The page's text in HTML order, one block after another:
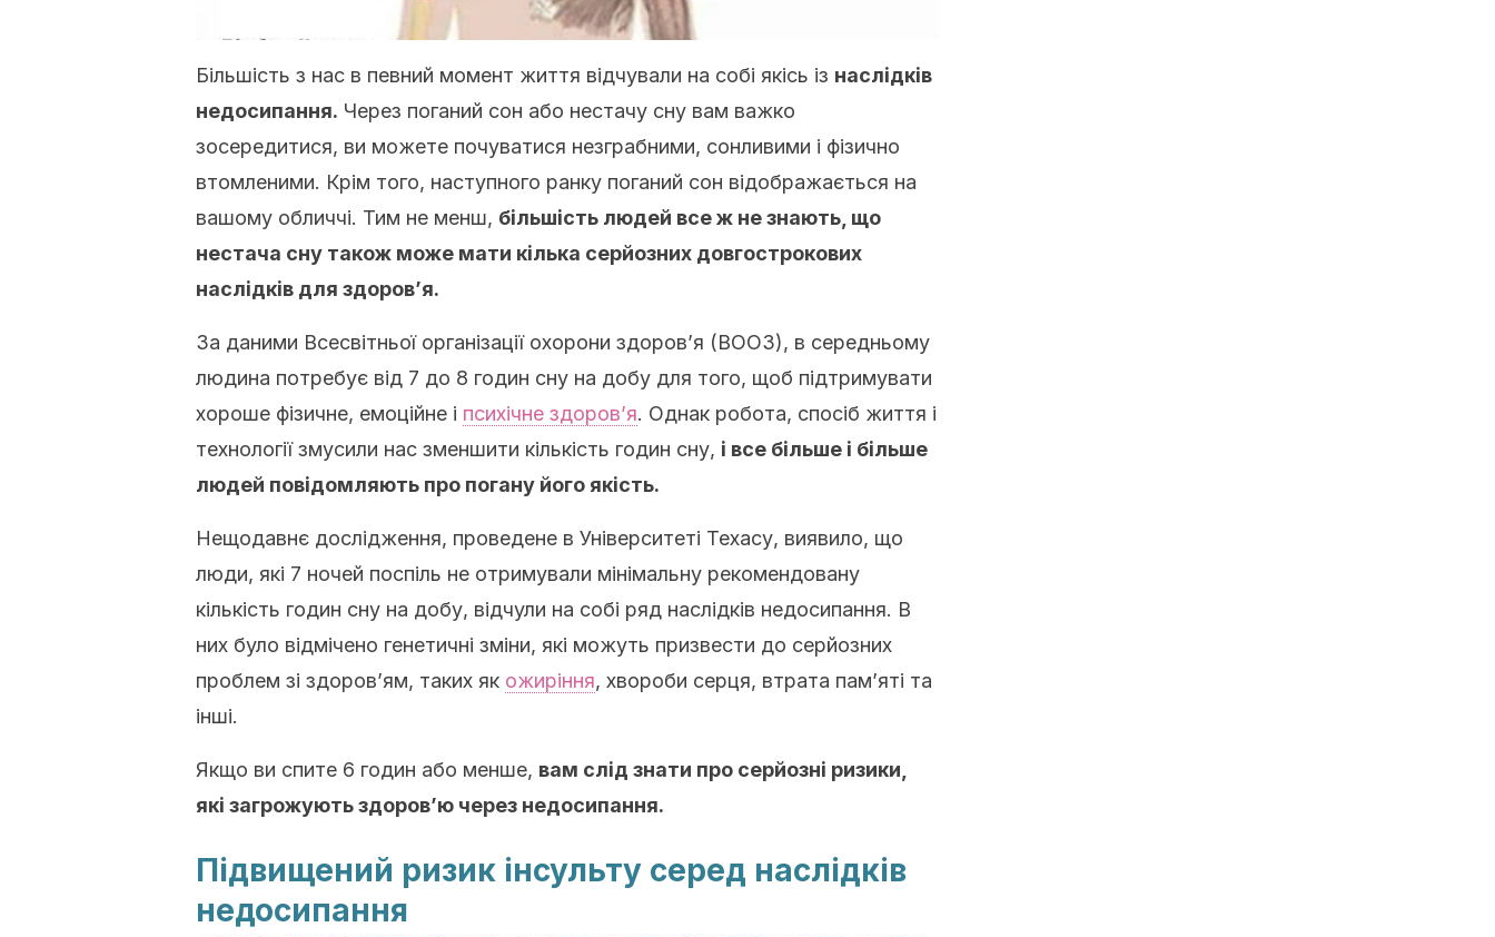
Більшість з нас в певний момент життя відчували на собі якісь із наслідків
недосипання. Через поганий сон або нестачу сну вам важко
зосередитися, ви можете почуватися незграбними, сонливими і фізично
втомленими. Крім того, наступного ранку поганий сон відображається на
вашому обличчі. Тим не менш, більшість людей все ж не знають, що
нестача сну також може мати кілька серйозних довгострокових
наслідків для здоров’я.
За даними Всесвітньої організації охорони здоров’я (ВООЗ), в середньому
людина потребує від 7 до 8 годин сну на добу для того, щоб підтримувати
хороше фізичне, емоційне і психічне здоров’я. Однак робота, спосіб життя і
технології змусили нас зменшити кількість годин сну, і все більше і більше
людей повідомляють про погану його якість.
Нещодавнє дослідження, проведене в Університеті Техасу, виявило, що
люди, які 7 ночей поспіль не отримували мінімальну рекомендовану
кількість годин сну на добу, відчули на собі ряд наслідків недосипання. В
них було відмічено генетичні зміни, які можуть призвести до серйозних
проблем зі здоров’ям, таких як ожиріння, хвороби серця, втрата пам’яті та
інші.
Якщо ви спите 6 годин або менше, вам слід знати про серйозні ризики,
які загрожують здоров’ю через недосипання.
Підвищений ризик інсульту серед наслідків
недосипання